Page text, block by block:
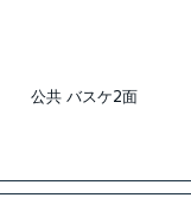
公共 バスケ2面